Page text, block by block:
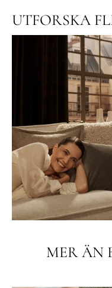
UTFORSKA
MER ÄN